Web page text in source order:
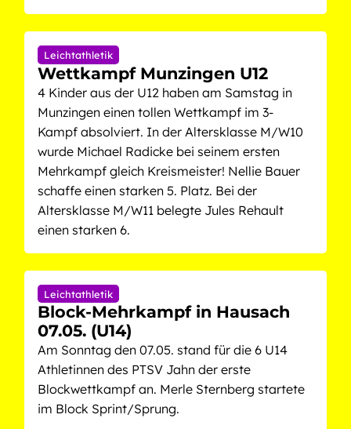
Leichtathletik
Wettkampf Munzingen U12
4 Kinder aus der U12 haben am Samstag in
Munzingen einen tollen Wettkampf im 3-
Kampf absolviert. In der Altersklasse M/W10
wurde Michael Radicke bei seinem ersten
Mehrkampf gleich Kreismeister! Nellie Bauer
schaffe einen starken 5. Platz. Bei der
Altersklasse M/W11 belegte Jules Rehault
einen starken 6.
Leichtathletik
Block-Mehrkampf in Hausach
07.05. (U14)
Am Sonntag den 07.05. stand für die 6 U14
Athletinnen des PTSV Jahn der erste
Blockwettkampf an. Merle Sternberg startete
im Block Sprint/Sprung.